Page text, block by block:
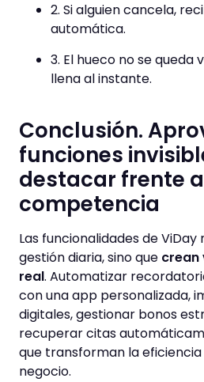
2. Si alguien cancela,
automática.
3. El hueco no se queda
llena al instante.
Conclusión.
funciones
destacar frente
competencia
Las funcionalidades de
gestión diaria, sino que
real. Automatizar
con una app personalizada,
digitales, gestionar bonos
recuperar citas
que transforman la
negocio.